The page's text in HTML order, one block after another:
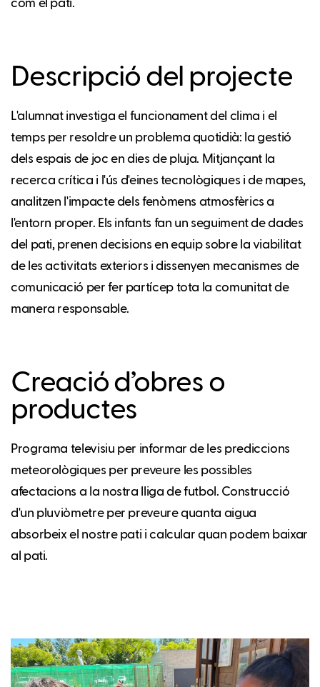
com el pati.
Descripció del projecte
L'alumnat investiga el funcionament del clima i el
temps per resoldre un problema quotidià: la gestió
dels espais de joc en dies de pluja. Mitjançant la
recerca crítica i l'ús d'eines tecnològiques i de mapes,
analitzen l'impacte dels fenòmens atmosfèrics a
l'entorn proper. Els infants fan un seguiment de dades
del pati, prenen decisions en equip sobre la viabilitat
de les activitats exteriors i dissenyen mecanismes de
comunicació per fer partícep tota la comunitat de
manera responsable.
Creació d’obres o
productes
Programa televisiu per informar de les prediccions
meteorològiques per preveure les possibles
afectacions a la nostra lliga de futbol. Construcció
d'un pluviòmetre per preveure quanta aigua
absorbeix el nostre pati i calcular quan podem baixar
al pati.